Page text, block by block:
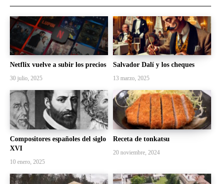
Netflix vuelve a subir los precios
30 julio, 2025
Salvador Dalí y los cheques
13 marzo, 2025
Compositores españoles del siglo
XVI
10 enero, 2025
Receta de tonkatsu
20 noviembre, 2024